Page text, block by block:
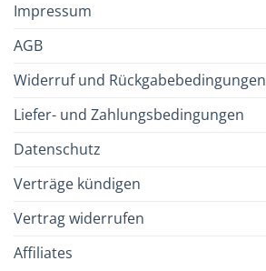
Impressum
AGB
Widerruf und Rückgabebedingungen
Liefer- und Zahlungsbedingungen
Datenschutz
Verträge kündigen
Vertrag widerrufen
Affiliates